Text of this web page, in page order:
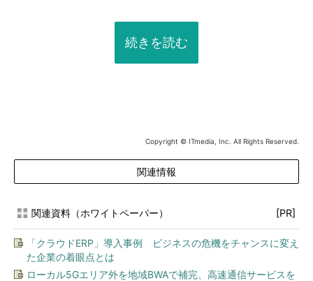
続きを読む
Copyright © ITmedia, Inc. All Rights Reserved.
関連情報
関連資料（ホワイトペーパー） [PR]
「クラウドERP」導入事例 ビジネスの危機をチャンスに変え
た企業の着眼点とは
ローカル5Gエリア外を地域BWAで補完、高速通信サービスを